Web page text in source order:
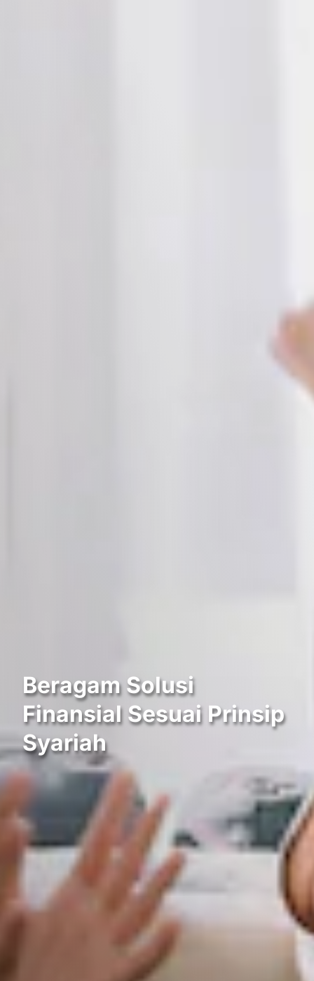
Beragam Solusi
Finansial Sesuai Prinsip
Syariah